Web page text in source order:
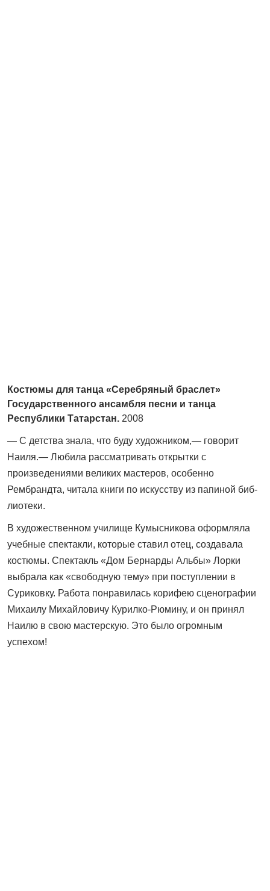
Костюмы для танца «Серебряный браслет»
Государственного ансамбля песни и танца
Республики Татарстан. 2008
— С детства знала, что буду художником,— говорит
Наиля.— Любила рассматривать открытки с
произведениями великих мастеров, особенно
Рембрандта, читала книги по искусству из папиной биб­
лиотеки.
В художественном училище Кумысникова оформляла
учебные спектакли, которые ставил отец, создавала
костюмы. Спектакль «Дом Бернарды Альбы» Лорки
выбрала как «свободную тему» при поступ­лении в
Суриковку. Работа понравилась корифею сценографии
Михаилу Михайловичу Курилко-Рюмину, и он принял
Наилю в свою мастерскую. Это было огромным
успехом!